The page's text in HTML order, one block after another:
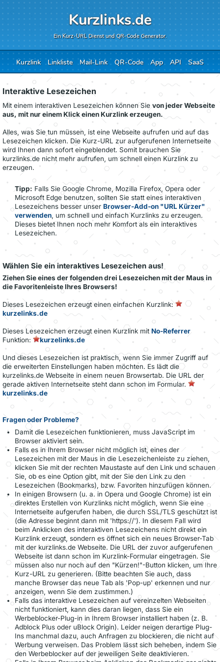
Kurzlinks.de
Ein Kurz-URL Dienst und QR-Code Generator.
Kurzlink Linkliste Mail-Link QR-Code App API SaaS
Interaktive Lesezeichen
Mit einem interaktiven Lesezeichen können Sie von jeder Webseite
aus, mit nur einem Klick einen Kurzlink erzeugen.
Alles, was Sie tun müssen, ist eine Webseite aufrufen und auf das
Lesezeichen klicken. Die Kurz-URL zur aufgerufenen Internetseite
wird Ihnen dann sofort eingeblendet. Somit brauchen Sie
kurzlinks.de nicht mehr aufrufen, um schnell einen Kurzlink zu
erzeugen.
Tipp: Falls Sie Google Chrome, Mozilla Firefox, Opera oder
Microsoft Edge benutzen, sollten Sie statt eines interaktiven
Lesezeichens besser unser Browser-Add-on "URL Kürzer"
verwenden , um schnell und einfach Kurzlinks zu erzeugen.
Dieses bietet Ihnen noch mehr Komfort als ein interaktives
Lesezeichen.
Wählen Sie ein interaktives Lesezeichen aus!
Ziehen Sie eines der folgenden drei Lesezeichen mit der Maus in
die Favoritenleiste Ihres Browsers!
Dieses Lesezeichen erzeugt einen einfachen Kurzlink:
kurzelinks.de
Dieses Lesezeichen erzeugt einen Kurzlink mit No-Referrer
Funktion:
kurzelinks.de
Und dieses Lesezeichen ist praktisch, wenn Sie immer Zugriff auf
die erweiterten Einstellungen haben möchten. Es lädt die
kurzelinks.de Webseite in einem neuen Browsertab. Die URL der
gerade aktiven Internetseite steht dann schon im Formular.
kurzelinks.de
Fragen oder Probleme?
Damit die Lesezeichen funktionieren, muss JavaScript im
Browser aktiviert sein.
Falls es in Ihrem Browser nicht möglich ist, eines der
Lesezeichen mit der Maus in die Lesezeichenleiste zu ziehen,
klicken Sie mit der rechten Maustaste auf den Link und schauen
Sie, ob es eine Option gibt, mit der Sie den Link zu den
Lesezeichen (Bookmarks), bzw. Favoriten hinzufügen können.
In einigen Browsern (u. a. in Opera und Google Chrome) ist ein
direktes Erstellen von Kurzlinks nicht möglich, wenn Sie eine
Internetseite aufgerufen haben, die durch SSL/TLS geschützt ist
(die Adresse beginnt dann mit 'https://'). In diesem Fall wird
beim Anklicken des interaktiven Lesezeichens nicht direkt ein
Kurzlink erzeugt, sondern es öffnet sich ein neues Browser-Tab
mit der kurzlinks.de Webseite. Die URL der zuvor aufgerufenen
Webseite ist dann schon im Kurzlink-Formular eingetragen. Sie
müssen also nur noch auf den "Kürzen!"-Button klicken, um Ihre
Kurz-URL zu generieren. (Bitte beachten Sie auch, dass
manche Browser das neue Tab als 'Pop-up' erkennen und nur
anzeigen, wenn Sie dem zustimmen.)
Falls das interaktive Lesezeichen auf vereinzelten Webseiten
nicht funktioniert, kann dies daran liegen, dass Sie ein
Werbeblocker-Plug-in in Ihrem Browser installiert haben (z. B.
Adblock Plus oder uBlock Origin). Leider neigen derartige Plug-
Ins manchmal dazu, auch Anfragen zu blockieren, die nicht auf
Werbung verweisen. Das Problem lässt sich beheben, indem Sie
den Werbeblocker auf der jeweiligen Seite deaktivieren.